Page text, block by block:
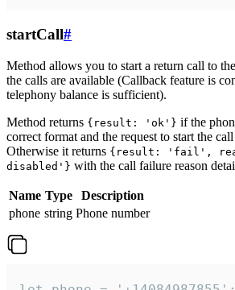
startCall#
Method allows you to start a return call to
the calls are available (Callback feature is
telephony balance is sufficient).
Method returns {result: 'ok'} if the
correct format and the request to start the
Otherwise it returns {result: 'fail',
disabled'} with the call failure reason
Name Type
Description
phone string Phone number